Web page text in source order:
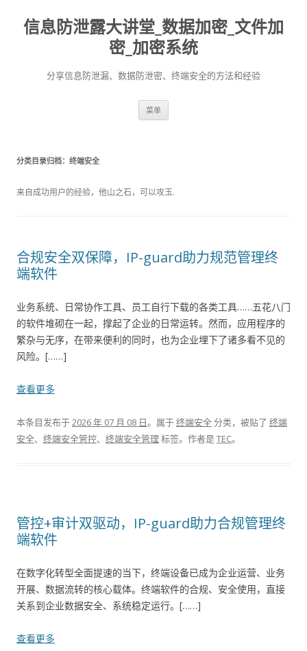
信息防泄露大讲堂_数据加密_文件加
密_加密系统
分享信息防泄漏、数据防泄密、终端安全的方法和经验
菜单
分类目录归档： 终端安全
来自成功用户的经验，他山之石，可以攻玉.
合规安全双保障，IP-guard助力规范管理终
端软件
业务系统、日常协作工具、员工自行下载的各类工具……五花八门
的软件堆砌在一起，撑起了企业的日常运转。然而，应用程序的
繁杂与无序，在带来便利的同时，也为企业埋下了诸多看不见的
风险。[……]
查看更多
本条目发布于2026 年 07 月 08 日。属于终端安全分类，被贴了 终端
安全、 终端安全管控、 终端安全管理 标签。 作者是TEC。
管控+审计双驱动，IP-guard助力合规管理终
端软件
在数字化转型全面提速的当下，终端设备已成为企业运营、业务
开展、数据流转的核心载体。终端软件的合规、安全使用，直接
关系到企业数据安全、系统稳定运行。[……]
查看更多